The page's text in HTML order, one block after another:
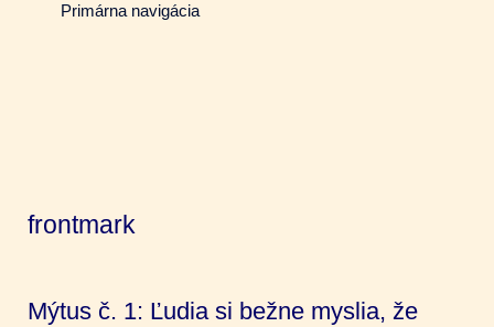
Primárna navigácia
frontmark
Mýtus č. 1: Ľudia si bežne myslia, že